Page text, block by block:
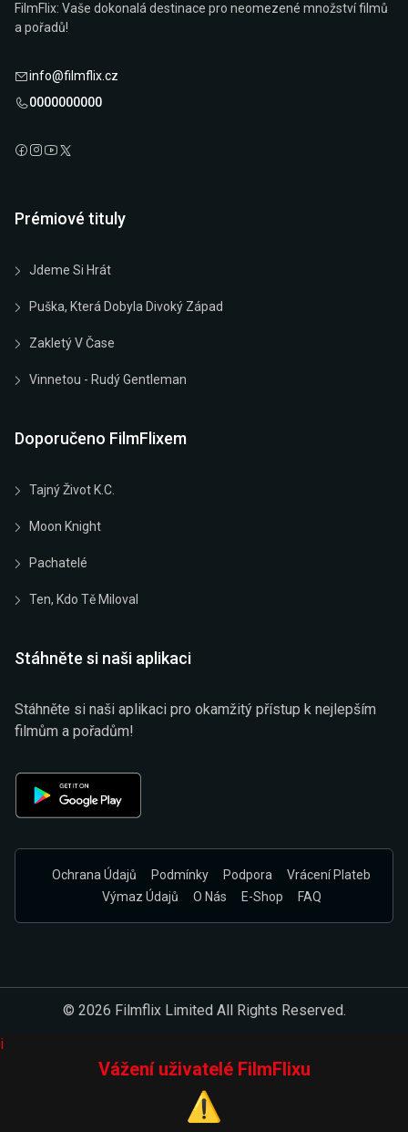
FilmFlix: Vaše dokonalá destinace pro neomezené množství filmů
a pořadů!
info@filmflix.cz
0000000000
Prémiové tituly
Jdeme Si Hrát
Puška, Která Dobyla Divoký Západ
Zakletý V Čase
Vinnetou - Rudý Gentleman
Doporučeno FilmFlixem
Tajný Život K.C.
Moon Knight
Pachatelé
Ten, Kdo Tě Miloval
Stáhněte si naši aplikaci
Stáhněte si naši aplikaci pro okamžitý přístup k nejlepším
filmům a pořadům!
Ochrana Údajů Podmínky Podpora
Vrácení Plateb
Výmaz Údajů
O Nás E-Shop FAQ
© 2026 Filmflix Limited All Rights Reserved.
i
Vážení uživatelé FilmFlixu
⚠️